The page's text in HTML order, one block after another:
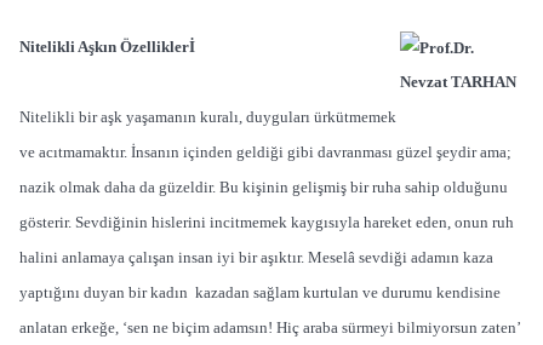
Nitelikli Aşkın Özelliklerİ
Nitelikli bir aşk yaşamanın kuralı, duyguları ürkütmemek
ve acıtmamaktır. İnsanın içinden geldiği gibi davranması güzel şeydir ama;
nazik olmak daha da güzeldir. Bu kişinin gelişmiş bir ruha sahip olduğunu
gösterir. Sevdiğinin hislerini incitmemek kaygısıyla hareket eden, onun ruh
halini anlamaya çalışan insan iyi bir aşıktır. Meselâ sevdiği adamın kaza
yaptığını duyan bir kadın kazadan sağlam kurtulan ve durumu kendisine
anlatan erkeğe, ‘sen ne biçim adamsın! Hiç araba sürmeyi bilmiyorsun zaten’